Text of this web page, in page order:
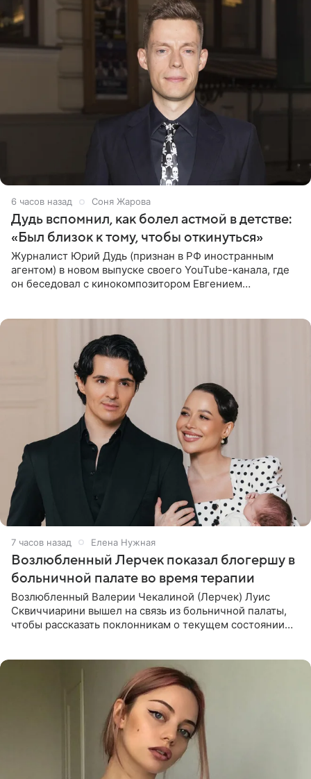
6 часов назад Соня Жарова
Дудь вспомнил, как болел астмой в детстве:
«Был близок к тому, чтобы откинуться»
Журналист Юрий Дудь (признан в РФ иностранным
агентом) в новом выпуске своего YouTube-канала, где
он беседовал с кинокомпозитором Евгением
7 часов назад Елена Нужная
Возлюбленный Лерчек показал блогершу в
больничной палате во время терапии
Возлюбленный Валерии Чекалиной (Лерчек) Луис
Сквиччиарини вышел на связь из больничной палаты,
чтобы рассказать поклонникам о текущем состоянии